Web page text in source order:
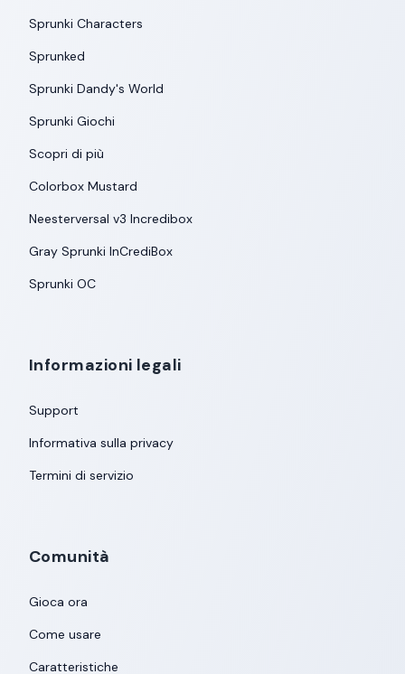
Sprunki Characters
Sprunked
Sprunki Dandy's World
Sprunki Giochi
Scopri di più
Colorbox Mustard
Neesterversal v3 Incredibox
Gray Sprunki InCrediBox
Sprunki OC
Informazioni legali
Support
Informativa sulla privacy
Termini di servizio
Comunità
Gioca ora
Come usare
Caratteristiche